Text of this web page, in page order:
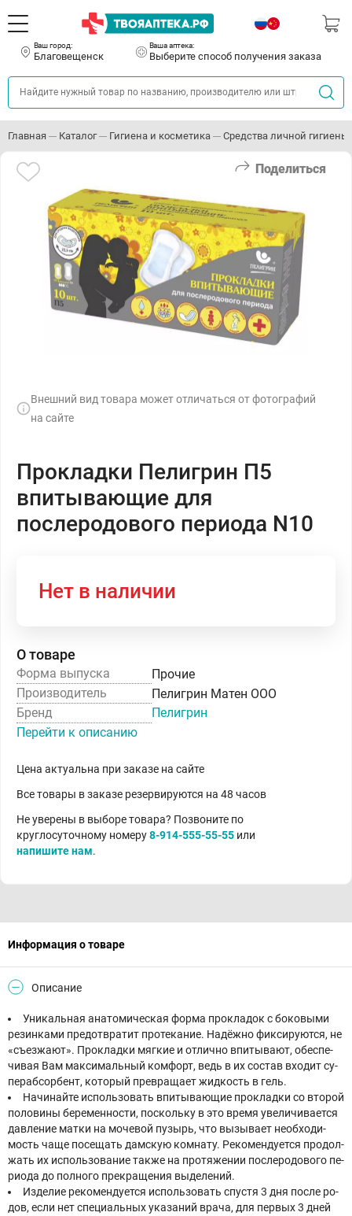
Ваш город:
Благовещенск
Ваша аптека:
Выберите способ получения заказа
Главная Каталог Гигиена и косметика Средства личной
Поделиться
Внешний вид товара может отличаться от фотографий
на сайте
Прокладки Пелигрин П5
впитывающие для
послеродового периода N10
Нет в наличии
О товаре
Форма выпуска
Прочие
Производитель
Пелигрин Матен ООО
Бренд
Пелигрин
Перейти к описанию
Цена актуальна при заказе на сайте
Все товары в заказе резервируются на 48 часов
Не уверены в выборе товара? Позвоните по
круглосуточному номеру8-914-555-55-55 или
напишите нам.
Информация о товаре
Описание
Уни­каль­ная ана­то­ми­че­ская фор­ма про­кла­док с бо­ко­вы­ми
ре­зин­ка­ми предот­вра­тит про­те­ка­ние. На­дёж­но фик­си­ру­ют­ся, не
«съез­жа­ют». Про­клад­ки мяг­кие и от­лич­но впи­ты­ва­ют, обес­пе­
чи­вая Вам мак­си­маль­ный ком­форт, ведь в их со­став вхо­дит су­
пераб­сор­бент, ко­то­рый пре­вра­ща­ет жид­кость в гель.
На­чи­най­те ис­поль­зо­вать впи­ты­ва­ю­щие про­клад­ки со вто­рой
по­ло­ви­ны бе­ре­мен­но­сти, по­сколь­ку в это вре­мя уве­ли­чи­ва­ет­ся
дав­ле­ние мат­ки на мо­че­вой пу­зырь, что вы­зы­ва­ет необ­хо­ди­
мость ча­ще по­се­щать дам­скую ком­на­ту. Ре­ко­мен­ду­ет­ся про­дол­
жать их ис­поль­зо­ва­ние так­же на про­тя­же­нии по­сле­ро­до­во­го пе­
ри­о­да до пол­но­го пре­кра­ще­ния вы­де­ле­ний.
Из­де­лие ре­ко­мен­ду­ет­ся ис­поль­зо­вать спу­стя 3 дня по­сле ро­
дов, ес­ли нет спе­ци­аль­ных ука­за­ний вра­ча, для пер­вых 3 дней